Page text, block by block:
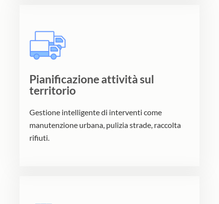
Pianificazione attività sul
territorio
Gestione intelligente di interventi come
manutenzione urbana, pulizia strade, raccolta
rifiuti.